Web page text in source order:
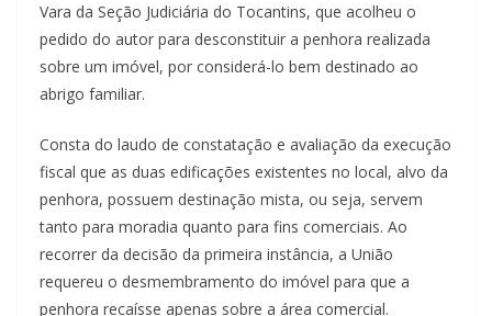
Vara da Seção Judiciária do Tocantins, que acolheu o
pedido do autor para desconstituir a penhora realizada
sobre um imóvel, por considerá-lo bem destinado ao
abrigo familiar.
Consta do laudo de constatação e avaliação da execução
fiscal que as duas edificações existentes no local, alvo da
penhora, possuem destinação mista, ou seja, servem
tanto para moradia quanto para fins comerciais. Ao
recorrer da decisão da primeira instância, a União
requereu o desmembramento do imóvel para que a
penhora recaísse apenas sobre a área comercial.